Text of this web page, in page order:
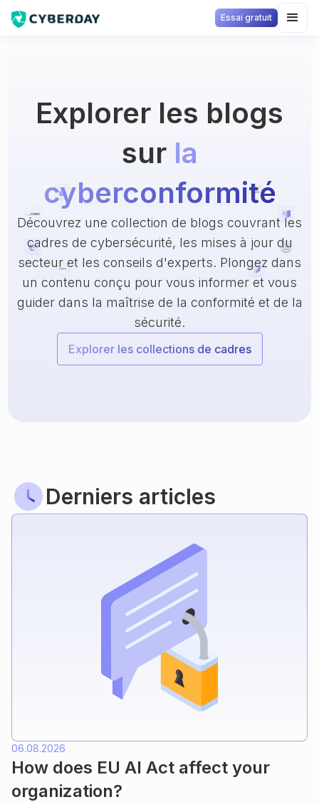
Essai gratuit
Explorer les blogs
sur la
cyberconformité
Découvrez une collection de blogs couvrant les
cadres de cybersécurité, les mises à jour du
secteur et les conseils d'experts. Plongez dans
un contenu conçu pour vous informer et vous
guider dans la maîtrise de la conformité et de la
sécurité.
Explorer les collections de cadres
Derniers articles
06.08.2026
How does EU AI Act affect your
organization?